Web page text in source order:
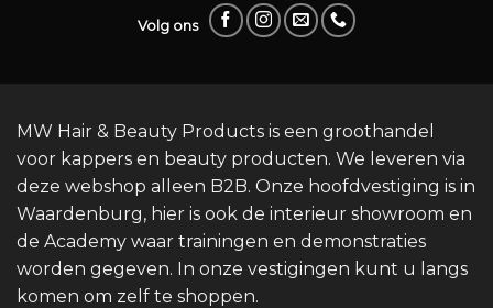
Volg ons
MW Hair & Beauty Products is een groothandel
voor kappers en beauty producten. We leveren via
deze webshop alleen B2B. Onze hoofdvestiging is in
Waardenburg, hier is ook de interieur showroom en
de Academy waar trainingen en demonstraties
worden gegeven. In onze vestigingen kunt u langs
komen om zelf te shoppen.